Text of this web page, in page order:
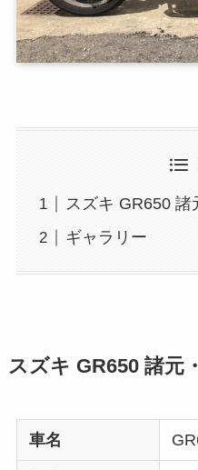
スズキ GR650 諸
ギャラリー
スズキ GR650 諸元
車名